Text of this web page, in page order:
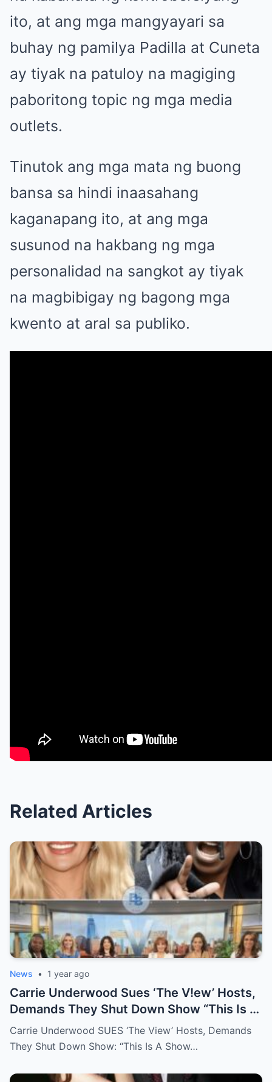
ito, at ang mga mangyayari sa
buhay ng pamilya Padilla at Cuneta
ay tiyak na patuloy na magiging
paboritong topic ng mga media
outlets.
Tinutok ang mga mata ng buong
bansa sa hindi inaasahang
kaganapang ito, at ang mga
susunod na hakbang ng mga
personalidad na sangkot ay tiyak
na magbibigay ng bagong mga
kwento at aral sa publiko.
Related Articles
News • 1 year ago
Carrie Underwood Sues ‘The V!ew’ Hosts,
Demands They Shut Down Show “This Is A
Show That Lies To Its Viewers”
Carrie Underwood SUES ‘The View’ Hosts, Demands
They Shut Down Show: “This Is A Show…